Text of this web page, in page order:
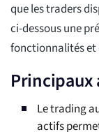
que les traders
ci-dessous une
fonctionnalités et
Principaux
Le trading
actifs